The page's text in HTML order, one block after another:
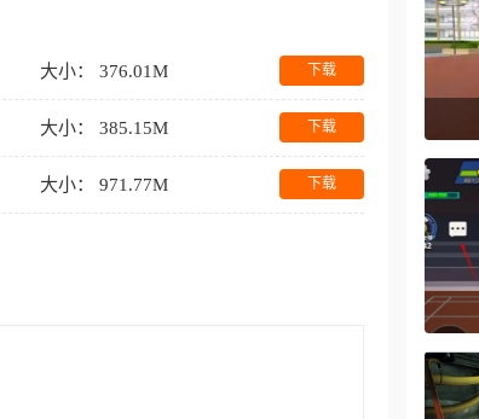
大小： 376.01M 下载
大小： 385.15M 下载
大小： 971.77M 下载